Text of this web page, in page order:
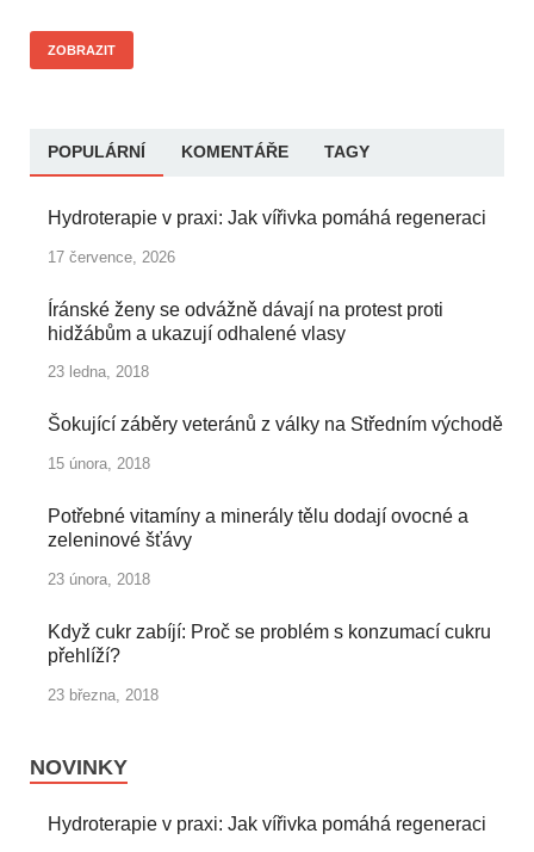
ZOBRAZIT
POPULÁRNÍ KOMENTÁŘE TAGY
Hydroterapie v praxi: Jak vířivka pomáhá regeneraci
17 července, 2026
Íránské ženy se odvážně dávají na protest proti
hidžábům a ukazují odhalené vlasy
23 ledna, 2018
Šokující záběry veteránů z války na Středním východě
15 února, 2018
Potřebné vitamíny a minerály tělu dodají ovocné a
zeleninové šťávy
23 února, 2018
Když cukr zabíjí: Proč se problém s konzumací cukru
přehlíží?
23 března, 2018
NOVINKY
Hydroterapie v praxi: Jak vířivka pomáhá regeneraci